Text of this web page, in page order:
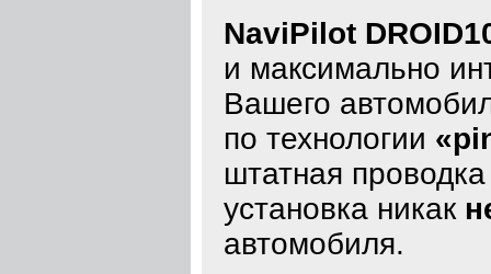
NaviPilot
и максимально
Вашего
по технологии
штатная
установка никак
автомобиля.